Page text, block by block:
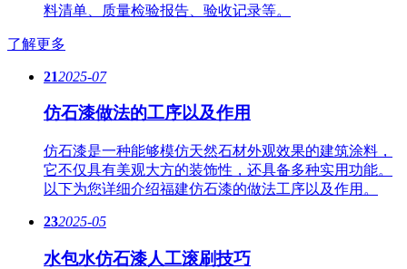
料清单、质量检验报告、验收记录等。
了解更多
212025-07
仿石漆做法的工序以及作用
仿石漆是一种能够模仿天然石材外观效果的建筑涂料，
它不仅具有美观大方的装饰性，还具备多种实用功能。
以下为您详细介绍福建仿石漆的做法工序以及作用。
232025-05
水包水仿石漆人工滚刷技巧